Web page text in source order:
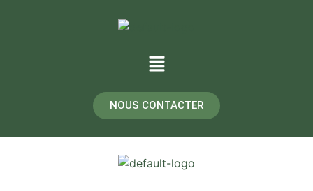
NOUS CONTACTER